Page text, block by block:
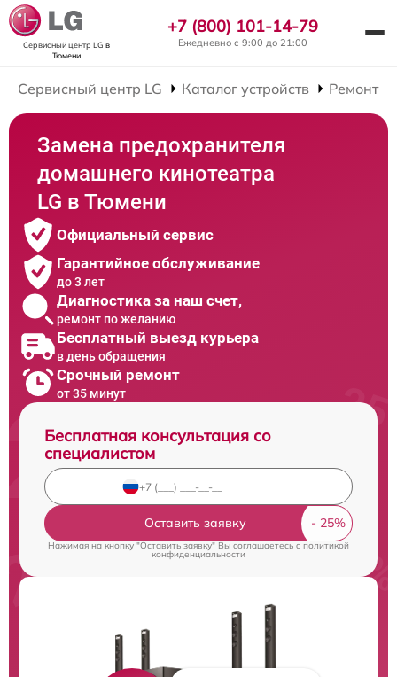
Сервисный центр LG в
Тюмени
+7 (800) 101-14-79
Ежедневно с 9:00 до 21:00
Сервисный центр LG Каталог устройств Ремонт
Замена предохранителя
домашнего кинотеатра
LG в Тюмени
Официальный сервис
Гарантийное обслуживание
до 3 лет
Диагностика за наш счет,
ремонт по желанию
Бесплатный выезд курьера
в день обращения
Срочный ремонт
от 35 минут
Бесплатная консультация со
специалистом
Оставить заявку
Нажимая на кнопку "Оставить заявку" Вы соглашаетесь cполитикой
конфиденциальности